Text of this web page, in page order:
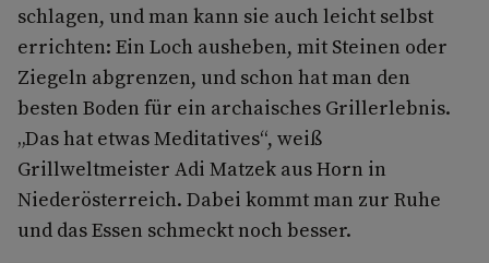
schlagen, und man kann sie auch leicht selbst
errichten: Ein Loch ausheben, mit Steinen oder
Ziegeln abgrenzen, und schon hat man den
besten Boden für ein archaisches Grillerlebnis.
„Das hat etwas Medi­tatives“, weiß
Grillweltmeister Adi Matzek aus Horn in
Niederösterreich. Dabei kommt man zur Ruhe
und das Essen schmeckt noch besser.